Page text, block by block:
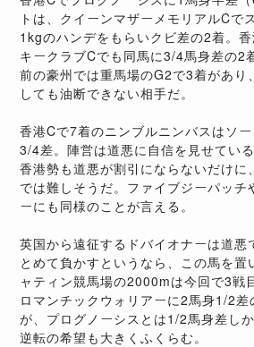
トは、クイーンマザーメモリアルCで
1kgのハンデをもらいクビ差の2着。
キークラブCでも同馬に3/4馬身差の2
前の豪州では重馬場のG2で3着があり
しても油断できない相手だ。
香港Cで7着のニンブルニンバスはソ
3/4差。陣営は道悪に自信を見せてい
香港勢も道悪が割引にならないだけに
では難しそうだ。ファイブジーパッチ
ーにも同様のことが言える。
英国から遠征するドバイオナーは道悪
とめて負かすというなら、この馬を置
ャティン競馬場の2000mは今回で3戦
ロマンチックウォリアーに2馬身1/2差
が、プログノーシスとは1/2馬身差し
逆転の希望も大きくふくらむ。